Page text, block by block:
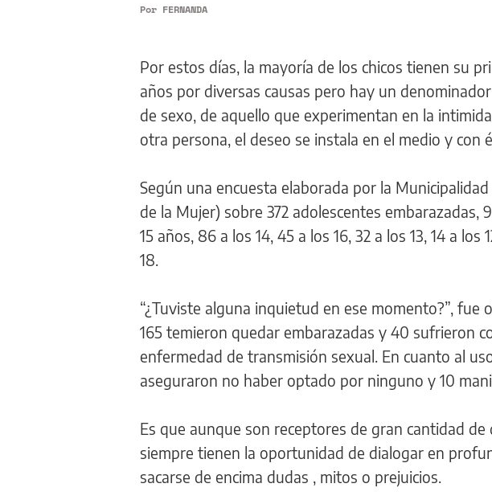
Por FERNANDA
Por estos días, la mayoría de los chicos tienen su
años por diversas causas pero hay un
de sexo, de aquello que experimentan en la
otra persona, el deseo se instala en el medio y con
Según una encuesta elaborada por la
de la Mujer) sobre 372 adolescentes embarazadas,
15 años, 86 a los 14, 45 a los 16, 32 a los 13, 14 a
18.
“¿Tuviste alguna inquietud en ese momento?”, fue
165 temieron quedar embarazadas y 40 sufrieron
enfermedad de transmisión sexual. En cuanto al
aseguraron no haber optado por ninguno y 10
Es que aunque son receptores de gran cantidad
siempre tienen la oportunidad de dialogar en
sacarse de encima dudas , mitos o prejuicios.